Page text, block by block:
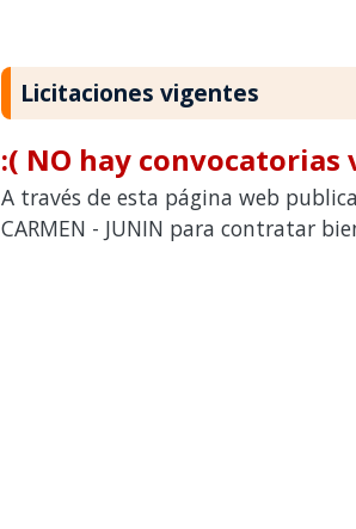
Licitaciones vigentes
:( NO hay
A través de esta página web
CARMEN - JUNIN para contratar